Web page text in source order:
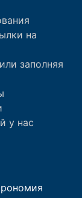
на
заполняя
у нас